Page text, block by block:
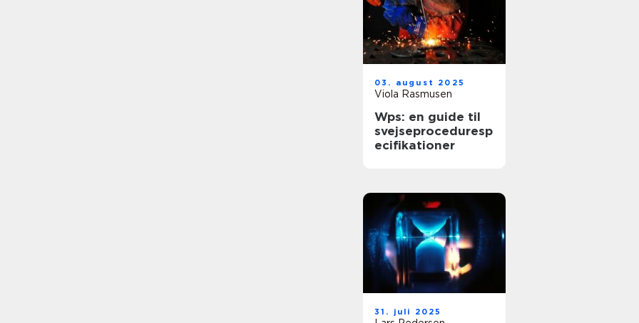
03. august 2025
Viola Rasmusen
Wps: en guide til
svejseproceduresp
ecifikationer
31. juli 2025